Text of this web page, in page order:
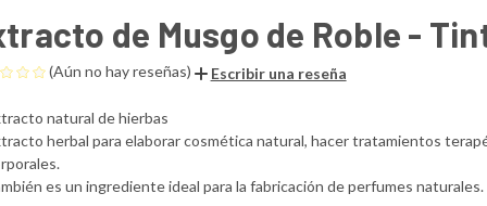
de Musgo de Roble -
(Aún no hay reseñas) Escribir una reseña
natural de hierbas
herbal para elaborar cosmética natural, hacer tratamientos
es un ingrediente ideal para la fabricación de perfumes naturales.